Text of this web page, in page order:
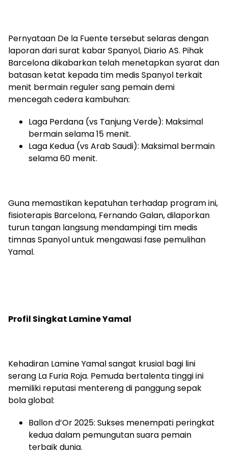
Pernyataan De la Fuente tersebut selaras dengan
laporan dari surat kabar Spanyol, Diario AS. Pihak
Barcelona dikabarkan telah menetapkan syarat dan
batasan ketat kepada tim medis Spanyol terkait
menit bermain reguler sang pemain demi
mencegah cedera kambuhan:
Laga Perdana (vs Tanjung Verde): Maksimal
bermain selama 15 menit.
Laga Kedua (vs Arab Saudi): Maksimal bermain
selama 60 menit.
Guna memastikan kepatuhan terhadap program ini,
fisioterapis Barcelona, Fernando Galan, dilaporkan
turun tangan langsung mendampingi tim medis
timnas Spanyol untuk mengawasi fase pemulihan
Yamal.
Profil Singkat Lamine Yamal
Kehadiran Lamine Yamal sangat krusial bagi lini
serang La Furia Roja. Pemuda bertalenta tinggi ini
memiliki reputasi mentereng di panggung sepak
bola global:
Ballon d’Or 2025: Sukses menempati peringkat
kedua dalam pemungutan suara pemain
terbaik dunia.